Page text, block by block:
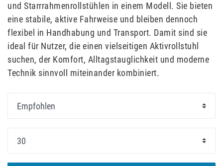
und Starrrahmenrollstühlen in einem Modell. Sie bieten
eine stabile, aktive Fahrweise und bleiben dennoch
flexibel in Handhabung und Transport. Damit sind sie
ideal für Nutzer, die einen vielseitigen Aktivrollstuhl
suchen, der Komfort, Alltagstauglichkeit und moderne
Technik sinnvoll miteinander kombiniert.